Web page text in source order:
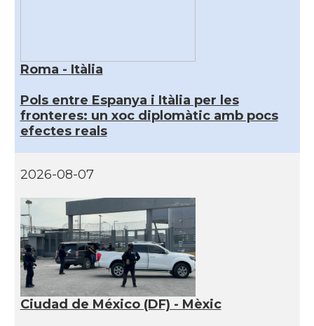
Roma - Itàlia
Pols entre Espanya i Itàlia per les
fronteres: un xoc diplomàtic amb pocs
efectes reals
2026-08-07
Ciudad de México (DF) - Mèxic